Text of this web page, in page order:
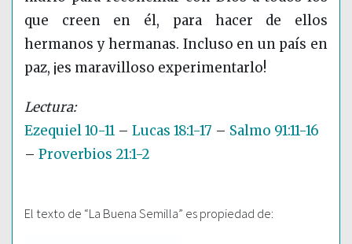
que creen en él, para hacer de ellos
hermanos y hermanas. Incluso en un país en
paz, ¡es maravilloso experimentarlo!
Ezequiel 10-11 – Lucas 18:1-17 – Salmo 91:11-16
– Proverbios 21:1-2
El texto de “La Buena Semilla” es propiedad de: